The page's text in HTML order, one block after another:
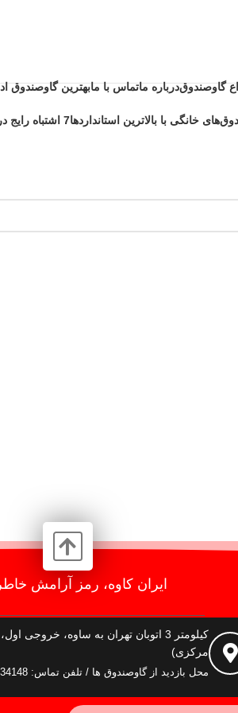
گاوصندوقدرباره ماتماس با مابهترین گاوصندوق
خانگی با بالاترین استانداردها7 اشتباه رایج در انتخاب و استفاده از گاوصندوق خانگی ضد حریق
ایران کاوه، رمز آرامش
کیلومتر 3 اتوبان تهران به ساوه، خروجی
مرکزی)
محل بازدید از گاوصندوق ها / تلفن تماس: 09128334148 / 09102230225